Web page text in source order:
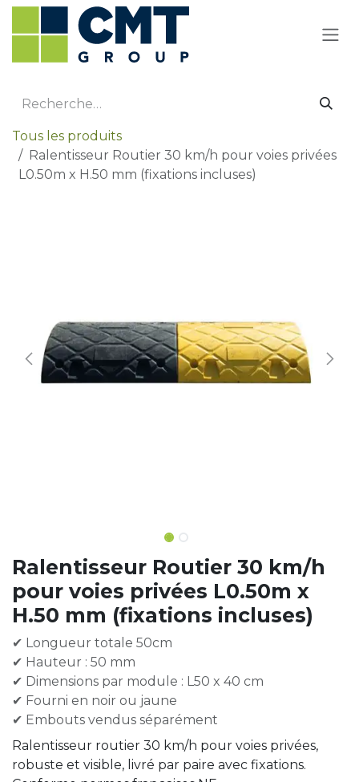
Se rendre au contenu
Tous les produits
Ralentisseur Routier 30 km/h pour voies privées
L0.50m x H.50 mm (fixations incluses)
Ralentisseur Routier 30 km/h
pour voies privées L0.50m x
H.50 mm (fixations incluses)
✔ Longueur totale 50cm
✔ Hauteur : 50 mm
✔ Dimensions par module : L50 x 40 cm
✔ Fourni en noir ou jaune
✔ Embouts vendus séparément
Ralentisseur routier 30 km/h pour voies privées,
robuste et visible, livré par paire avec fixations.